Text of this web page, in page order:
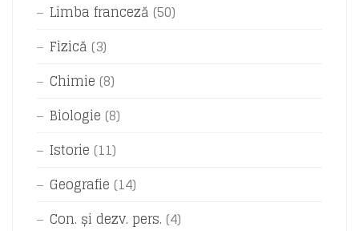
Limba franceză (50)
Fizică (3)
Chimie (8)
Biologie (8)
Istorie (11)
Geografie (14)
Con. și dezv. pers. (4)